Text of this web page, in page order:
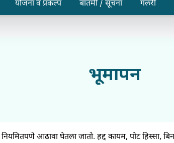
योजना व प्रकल्प बातमी / सूचना गॅलरी
भूमापन
आढावा घेतला जातो. हद्द कायम, पोट हिस्सा,